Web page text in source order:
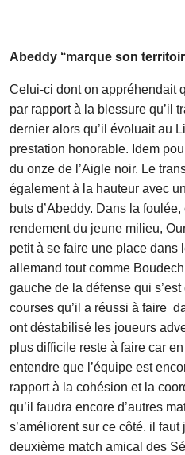
Abeddy ‘‘marque son
Celui-ci dont on appréhendait
par rapport à la blessure qu’il
dernier alors qu’il évoluait au
prestation honorable. Idem
du onze de l’Aigle noir. Le
également à la hauteur avec
buts d’Abeddy. Dans la
rendement du jeune milieu,
petit à se faire une place dans
allemand tout comme
gauche de la défense qui
courses qu’il a réussi à faire
ont déstabilisé les joueurs
plus difficile reste à faire car
entendre que l’équipe est
rapport à la cohésion et la
qu’il faudra encore d’autres
s’améliorent sur ce côté. il
deuxième match amical des